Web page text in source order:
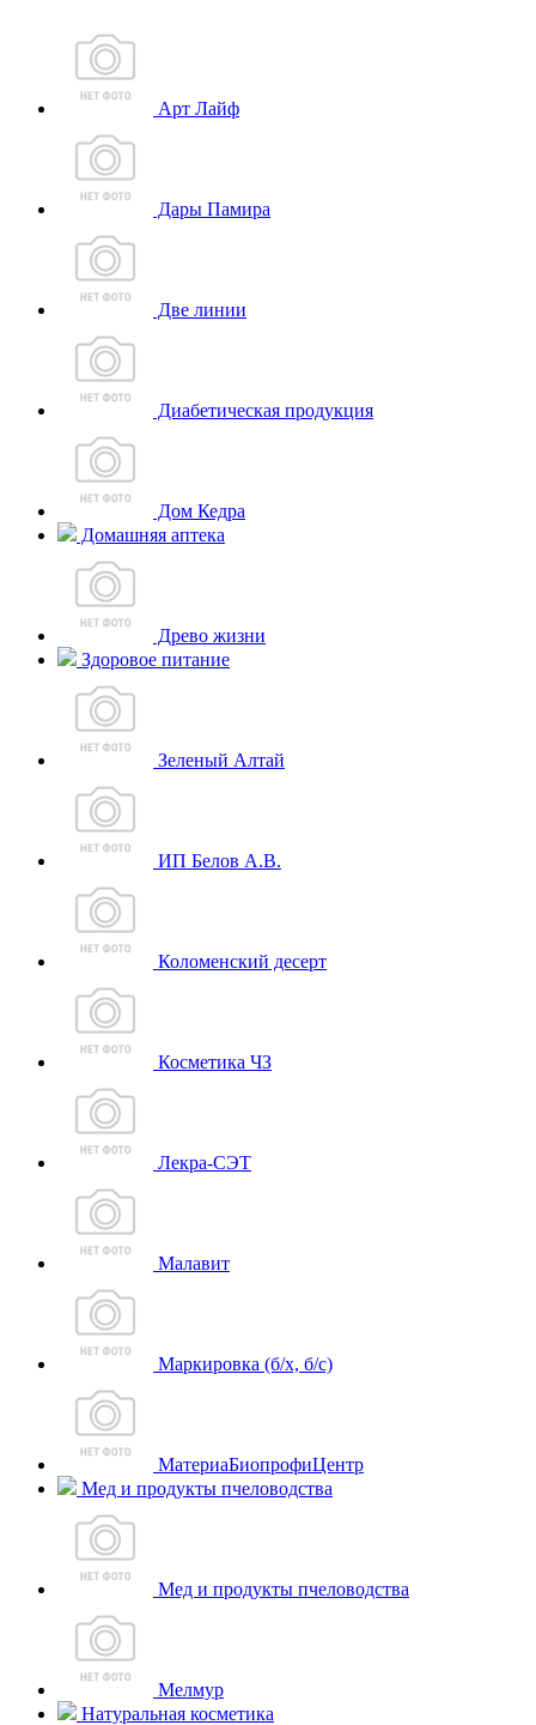
Арт Лайф
Дары Памира
Две линии
Диабетическая продукция
Дом Кедра
Домашняя аптека
Древо жизни
Здоровое питание
Зеленый Алтай
ИП Белов А.В.
Коломенский десерт
Косметика ЧЗ
Лекра-СЭТ
Малавит
Маркировка (б/х, б/с)
МатериаБиопрофиЦентр
Мед и продукты пчеловодства
Мед и продукты пчеловодства
Мелмур
Натуральная косметика